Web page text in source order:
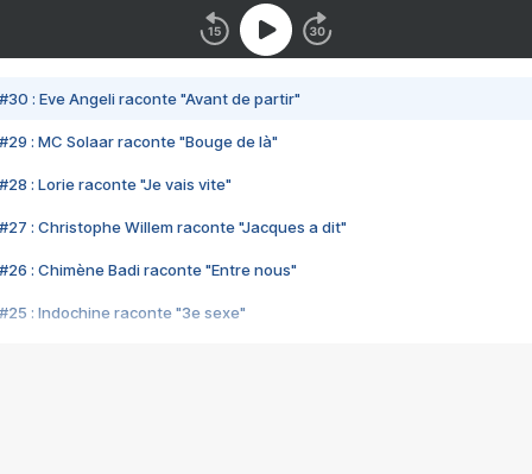
#30 : Eve Angeli raconte "Avant de partir"
#29 : MC Solaar raconte "Bouge de là"
#28 : Lorie raconte "Je vais vite"
#27 : Christophe Willem raconte "Jacques a dit"
#26 : Chimène Badi raconte "Entre nous"
#25 : Indochine raconte "3e sexe"